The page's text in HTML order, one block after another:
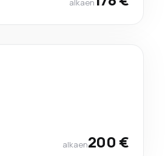
alkaen
alkaen200 €